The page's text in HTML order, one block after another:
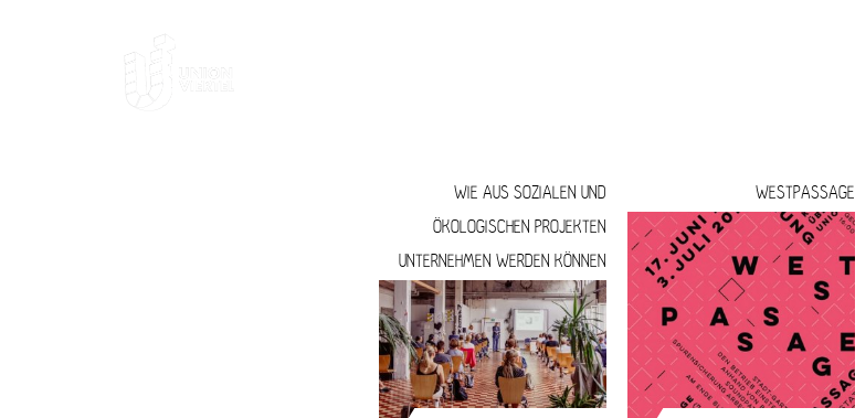
WIE AUS SOZIALEN UND
ÖKOLOGISCHEN PROJEKTEN
UNTERNEHMEN WERDEN KÖNNEN
WESTPASSAGE